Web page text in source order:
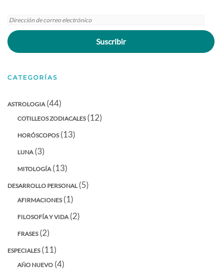
Dirección
de
correo
electrónico
Suscribir
CATEGORÍAS
ASTROLOGIA (44)
COTILLEOS ZODIACALES(12)
HORÓSCOPOS(13)
LUNA (3)
MITOLOGÍA (13)
DESARROLLO PERSONAL(5)
AFIRMACIONES(1)
FILOSOFÍA Y VIDA (2)
FRASES(2)
ESPECIALES(11)
AÑO NUEVO (4)